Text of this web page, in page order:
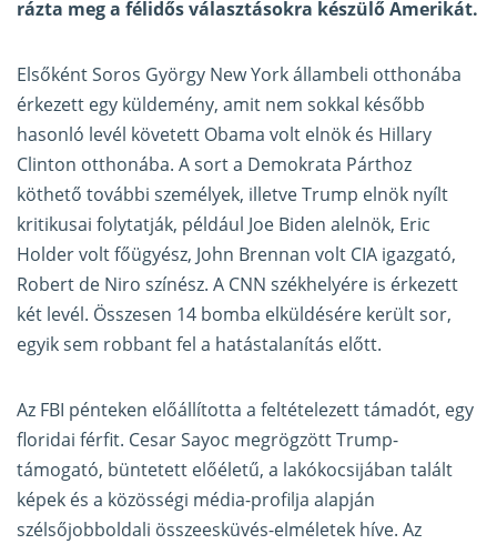
rázta meg a félidős választásokra készülő Amerikát.
Elsőként Soros György New York állambeli otthonába
érkezett egy küldemény, amit nem sokkal később
hasonló levél követett Obama volt elnök és Hillary
Clinton otthonába. A sort a Demokrata Párthoz
köthető további személyek, illetve Trump elnök nyílt
kritikusai folytatják, például Joe Biden alelnök, Eric
Holder volt főügyész, John Brennan volt CIA igazgató,
Robert de Niro színész. A CNN székhelyére is érkezett
két levél. Összesen 14 bomba elküldésére került sor,
egyik sem robbant fel a hatástalanítás előtt.
Az FBI pénteken előállította a feltételezett támadót, egy
floridai férfit. Cesar Sayoc megrögzött Trump-
támogató, büntetett előéletű, a lakókocsijában talált
képek és a közösségi média-profilja alapján
szélsőjobboldali összeesküvés-elméletek híve. Az